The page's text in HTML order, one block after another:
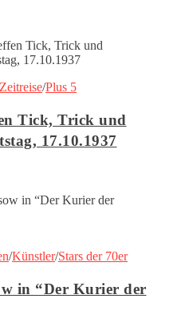
Zeitreise/Plus 5
Tick, Trick und
17.10.1937
/Künstler/Stars der 70er
in “Der Kurier der